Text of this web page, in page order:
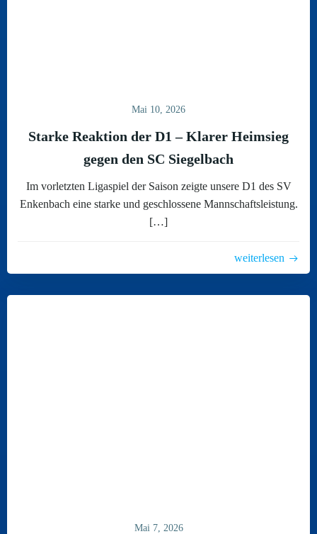
Mai 10, 2026
Starke Reaktion der D1 – Klarer Heimsieg
gegen den SC Siegelbach
Im vorletzten Ligaspiel der Saison zeigte unsere D1 des SV
Enkenbach eine starke und geschlossene Mannschaftsleistung.
[…]
weiterlesen
Mai 7, 2026